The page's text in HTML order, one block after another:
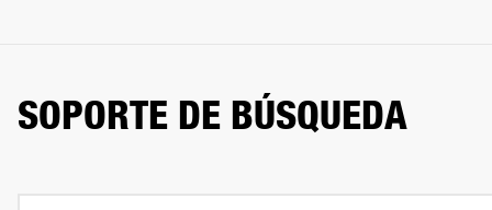
SOPORTE DE BÚSQUEDA